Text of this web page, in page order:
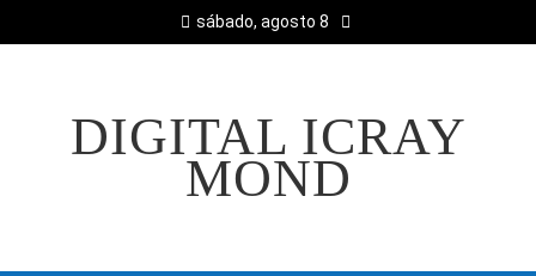
sábado, agosto 8
DIGITAL ICRAY
MOND